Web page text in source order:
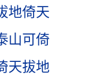
地倚天
山可倚
天拔地